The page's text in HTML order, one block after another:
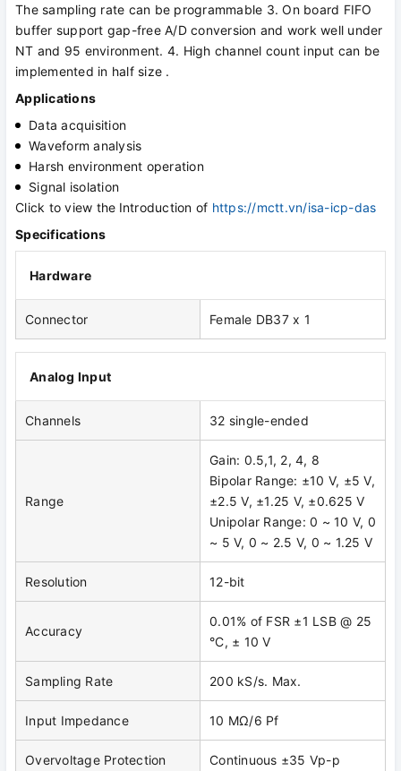
The sampling rate can be programmable 3. On board FIFO
buffer support gap-free A/D conversion and work well under
NT and 95 environment. 4. High channel count input can be
implemented in half size .
Applications
Data acquisition
Waveform analysis
Harsh environment operation
Signal isolation
Click to view the Introduction of https://mctt.vn/isa-icp-das
Specifications
Hardware
Connector Female DB37 x 1
Analog Input
Channels 32 single-ended
Range
Gain: 0.5,1, 2, 4, 8
Bipolar Range: ±10 V, ±5 V,
±2.5 V, ±1.25 V, ±0.625 V
Unipolar Range: 0 ~ 10 V, 0
~ 5 V, 0 ~ 2.5 V, 0 ~ 1.25 V
Resolution 12-bit
Accuracy
0.01% of FSR ±1 LSB @ 25
°C, ± 10 V
Sampling Rate 200 kS/s. Max.
Input Impedance 10 MΩ/6 Pf
Overvoltage Protection Continuous ±35 Vp-p